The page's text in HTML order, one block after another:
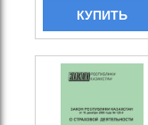
КУПИТЬ